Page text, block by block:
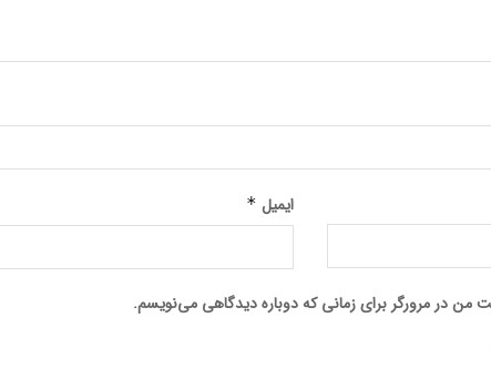
ایمیل *
من در مرورگر برای زمانی که دوباره دیدگاهی می‌نویسم.